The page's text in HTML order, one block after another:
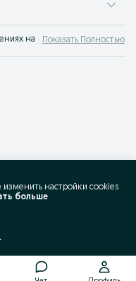
на сайте OLX.kz
Показать Полностью
изменить настройки cookies
больше